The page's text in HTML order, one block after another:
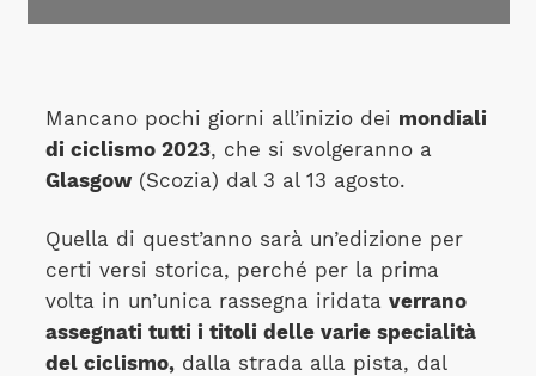
Mancano pochi giorni all’inizio dei mondiali
di ciclismo 2023, che si svolgeranno a
Glasgow(Scozia) dal 3 al 13 agosto.
Quella di quest’anno sarà un’edizione per
certi versi storica, perché per la prima
volta in un’unica rassegna iridata verrano
assegnati tutti i titoli delle varie specialità
del ciclismo,dalla strada alla pista, dal